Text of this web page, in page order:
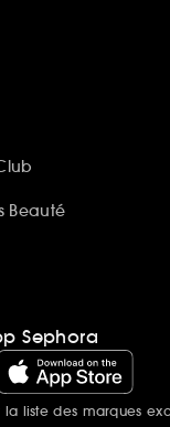
Beauté
Sephora
la liste des marques